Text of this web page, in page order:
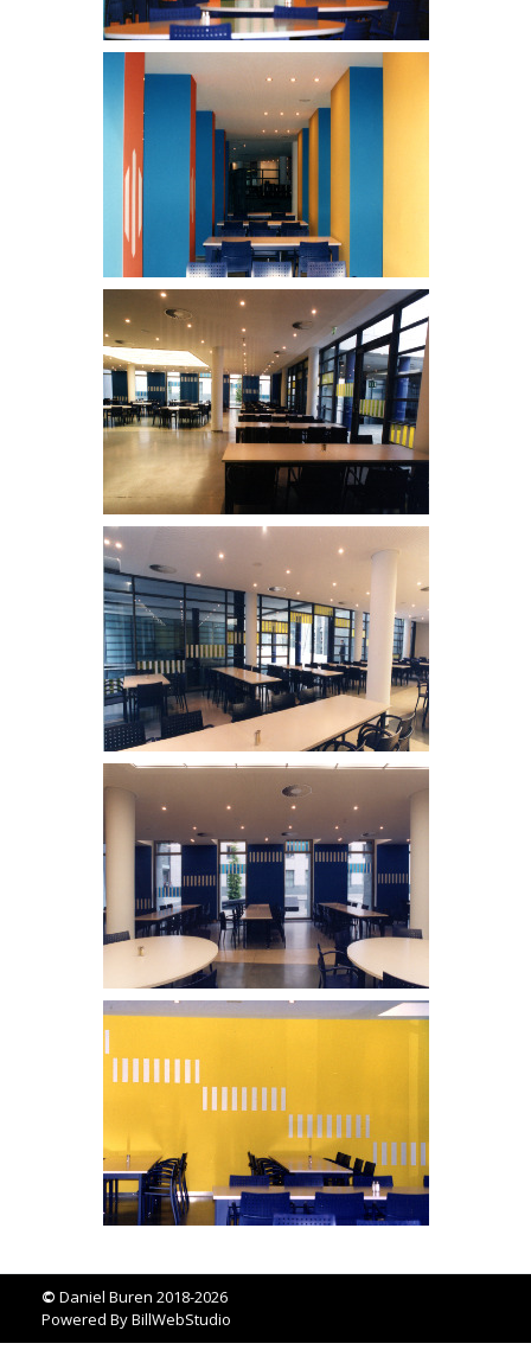
© Daniel Buren 2018-2026
Powered ByBillWebStudio